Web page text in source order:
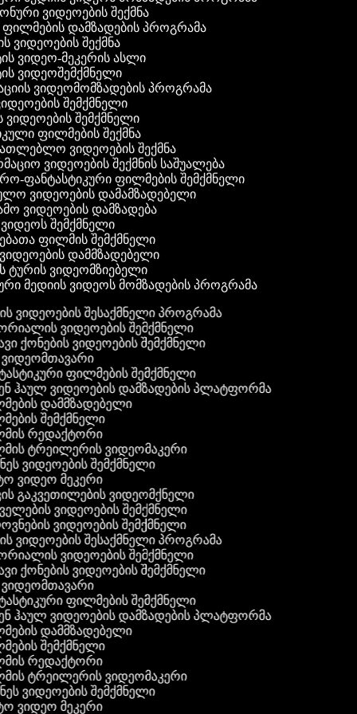
ვიდეოების შექმნა
ფილმების დამზადების პროგრამა
ვიდეოების შექმნა
ვიდეო-მეკერის ასლი
ვიდეოშემქმნელი
ვიდეომომზადების პროგრამა
შემქმნელი
ვიდეოების შემქმნელი
ფილმების შექმნა
ვიდეოების შექმნა
ვიდეოების შექმნის საშუალება
ფანტასტიკური ფილმების შემქმნელი
ვიდეოების დამამზადებელი
ვიდეოების დამზადება
ვიდეოს შემქმნელი
ფილმის შემქმნელი
ვიდეოების დამმზადებელი
ტურის ვიდეომზიებელი
მედიის ვიდეოს მომზადების პროგრამა
ვიდეოების შესაქმნელი პროგრამა
ვიდეოების შემქმნელი
ქონების ვიდეოების შემქმნელი
ფილმების შემქმნელი
ჰაულ ვიდეოების დამზადების პლატფორმა
დამმზადებელი
შემქმნელი
რედაქტორი
ტრეილერის ვიდეომაკერი
ვიდეოების შემქმნელი
ვიდეო მეკერი
გაკვეთილების ვიდეომქნელი
ვიდეოების შემქმნელი
ვიდეოების შემქმნელი
ვიდეოების შესაქმნელი პროგრამა
ვიდეოების შემქმნელი
ქონების ვიდეოების შემქმნელი
ფილმების შემქმნელი
ჰაულ ვიდეოების დამზადების პლატფორმა
დამმზადებელი
შემქმნელი
რედაქტორი
ტრეილერის ვიდეომაკერი
ვიდეოების შემქმნელი
ვიდეო მეკერი